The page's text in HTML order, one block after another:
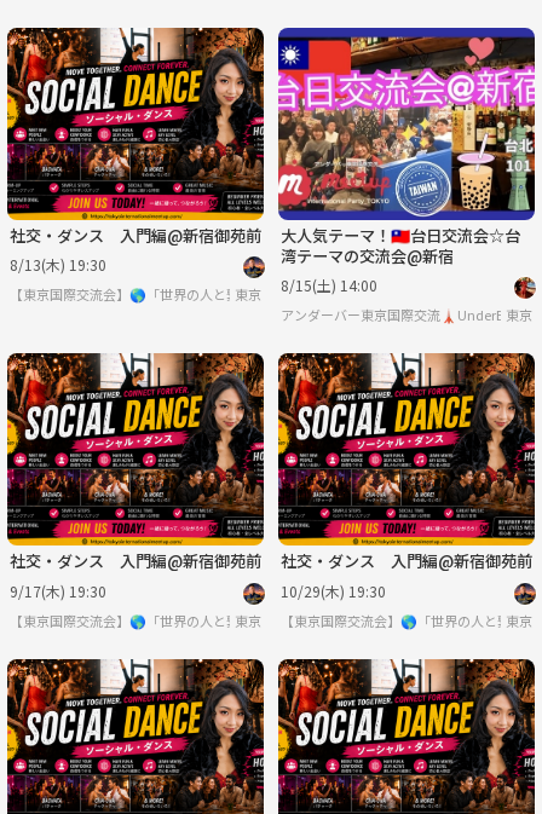
社交・ダンス 入門編@新宿御苑前
8/13(木) 19:30
【東京国際交流会】🌎「世界の人と繋りたい」違う世界見てみたい方は必見 ※英語喋
東京
大人気テーマ！🇹🇼台日交流会☆台
湾テーマの交流会@新宿
8/15(土) 14:00
アンダーバー東京国際交流🗼UnderBar東京
社交・ダンス 入門編@新宿御苑前
9/17(木) 19:30
【東京国際交流会】🌎「世界の人と繋りたい」違う世界見てみたい方は必見 ※英語喋
東京
社交・ダンス 入門編@新宿御苑前
10/29(木) 19:30
【東京国際交流会】🌎「世界の人と繋り
東京